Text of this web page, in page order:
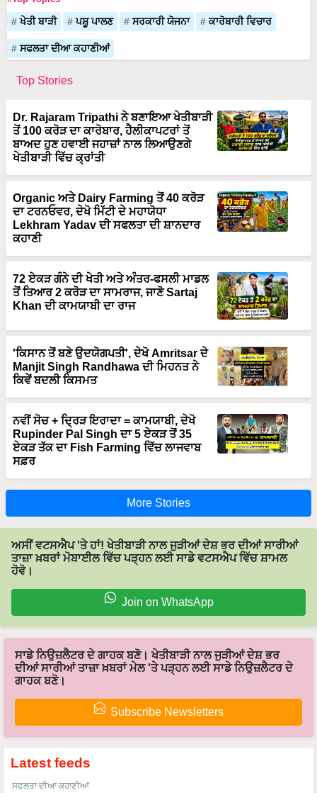
ਖੇਤੀ ਬਾੜੀ ਪਸ਼ੂ ਪਾਲਣ ਸਰਕਾਰੀ ਯੋਜਨਾ ਕਾਰੋਬਾਰੀ ਵਿਚਾਰ
ਸਫਲਤਾ ਦੀਆ ਕਹਾਣੀਆਂ
Top Stories
Dr. Rajaram Tripathi ਨੇ ਬਣਾਇਆ ਖੇਤੀਬਾੜੀ
ਤੋਂ 100 ਕਰੋੜ ਦਾ ਕਾਰੋਬਾਰ, ਹੈਲੀਕਾਪਟਰਾਂ ਤੋਂ
ਬਾਅਦ ਹੁਣ ਹਵਾਈ ਜਹਾਜ਼ਾਂ ਨਾਲ ਲਿਆਉਣਗੇ
ਖੇਤੀਬਾੜੀ ਵਿੱਚ ਕ੍ਰਾਂਤੀ
Organic ਅਤੇ Dairy Farming ਤੋਂ 40 ਕਰੋੜ
ਦਾ ਟਰਨਓਵਰ, ਦੇਖੋ ਮਿੱਟੀ ਦੇ ਮਹਾਯੋਧਾ
Lekhram Yadav ਦੀ ਸਫਲਤਾ ਦੀ ਸ਼ਾਨਦਾਰ
ਕਹਾਣੀ
72 ਏਕੜ ਗੰਨੇ ਦੀ ਖੇਤੀ ਅਤੇ ਅੰਤਰ-ਫਸਲੀ ਮਾਡਲ
ਤੋਂ ਤਿਆਰ 2 ਕਰੋੜ ਦਾ ਸਾਮਰਾਜ, ਜਾਣੋ Sartaj
Khan ਦੀ ਕਾਮਯਾਬੀ ਦਾ ਰਾਜ
'ਕਿਸਾਨ ਤੋਂ ਬਣੇ ਉਦਯੋਗਪਤੀ', ਦੇਖੋ Amritsar ਦੇ
Manjit Singh Randhawa ਦੀ ਮਿਹਨਤ ਨੇ
ਕਿਵੇਂ ਬਦਲੀ ਕਿਸਮਤ
ਨਵੀਂ ਸੋਚ + ਦ੍ਰਿੜ ਇਰਾਦਾ = ਕਾਮਯਾਬੀ, ਦੇਖੋ
Rupinder Pal Singh ਦਾ 5 ਏਕੜ ਤੋਂ 35
ਏਕੜ ਤੱਕ ਦਾ Fish Farming ਵਿੱਚ ਲਾਜਵਾਬ
ਸਫ਼ਰ
More Stories
ਅਸੀਂ ਵਟਸਐਪ 'ਤੇ ਹਾਂ! ਖੇਤੀਬਾੜੀ ਨਾਲ ਜੁੜੀਆਂ ਦੇਸ਼ ਭਰ ਦੀਆਂ ਸਾਰੀਆਂ
ਤਾਜ਼ਾ ਖ਼ਬਰਾਂ ਮੋਬਾਈਲ ਵਿੱਚ ਪੜ੍ਹਨ ਲਈ ਸਾਡੇ ਵਟਸਐਪ ਵਿੱਚ ਸ਼ਾਮਲ
ਹੋਵੋ।
Join on WhatsApp
ਸਾਡੇ ਨਿਉਜ਼ਲੈਟਰ ਦੇ ਗਾਹਕ ਬਣੋ। ਖੇਤੀਬਾੜੀ ਨਾਲ ਜੁੜੀਆਂ ਦੇਸ਼ ਭਰ
ਦੀਆਂ ਸਾਰੀਆਂ ਤਾਜ਼ਾ ਖ਼ਬਰਾਂ ਮੇਲ 'ਤੇ ਪੜ੍ਹਨ ਲਈ ਸਾਡੇ ਨਿਉਜ਼ਲੈਟਰ ਦੇ
ਗਾਹਕ ਬਣੋ।
Subscribe Newsletters
Latest feeds
ਸਫਲਤਾ ਦੀਆ ਕਹਾਣੀਆਂ